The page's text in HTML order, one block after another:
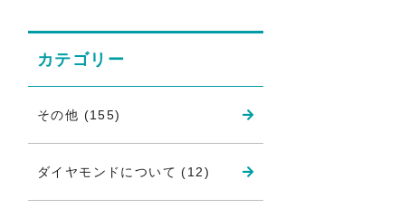
カテゴリー
その他 (155)
ダイヤモンドについて (12)